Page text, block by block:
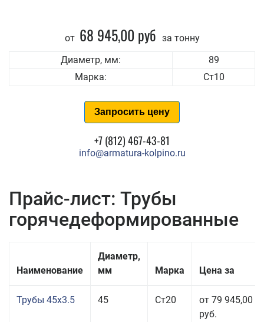
от 68 945,00 руб за тонну
Диаметр, мм:
89
Марка:
Ст10
Запросить цену
+7 (812) 467-43-81
info@armatura-kolpino.ru
Прайс-лист: Трубы
горячедеформированные
Наименование
Диаметр,
мм
Марка Цена за
Трубы 45x3.5 45 Ст20
от 79 945,00
руб.